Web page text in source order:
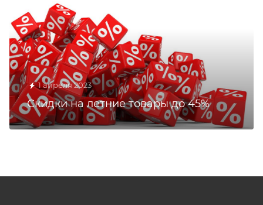
1 апреля 2023
Скидки на летние товары до 45%